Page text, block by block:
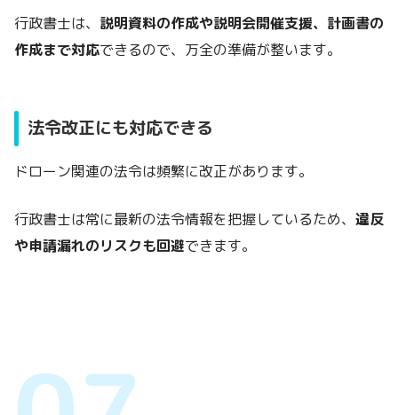
行政書士は、 説明資料の作成や説明会開催支援、計画書の
作成まで対応できるので、万全の準備が整います。
法令改正にも対応できる
ドローン関連の法令は頻繁に改正があります。
行政書士は常に最新の法令情報を把握しているため、 違反
や申請漏れのリスクも回避できます。